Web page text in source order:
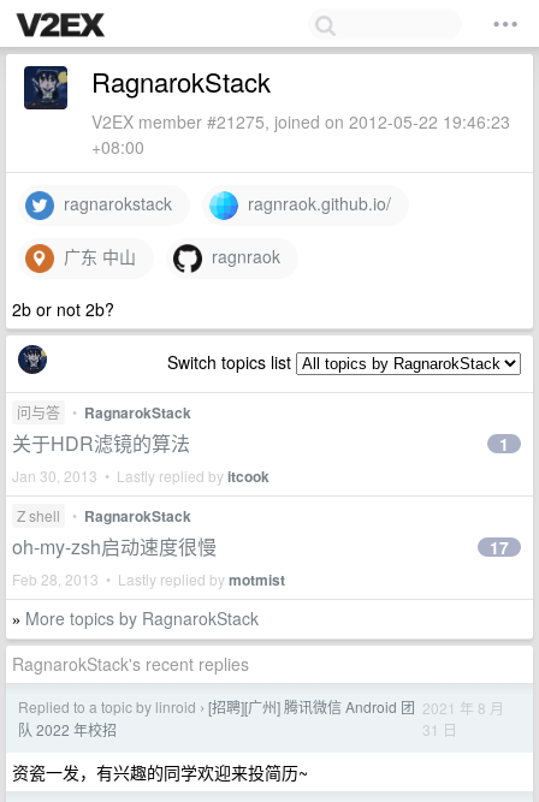
RagnarokStack
V2EX member #21275, joined on 2012-05-22 19:46:23
+08:00
ragnarokstack ragnraok.github.io/
广东 中山 ragnraok
2b or not 2b?
Switch topics list
问与答 • RagnarokStack
关于HDR滤镜的算法
Jan 30, 2013 • Lastly replied byitcook
1
Z shell • RagnarokStack
oh-my-zsh启动速度很慢
Feb 28, 2013 • Lastly replied bymotmist
17
» More topics by RagnarokStack
RagnarokStack's recent replies
Replied to a topic by linroid › [招聘][广州] 腾讯微信 Android 团
队 2022 年校招
2021 年 8 月
31 日
资瓷一发，有兴趣的同学欢迎来投简历~